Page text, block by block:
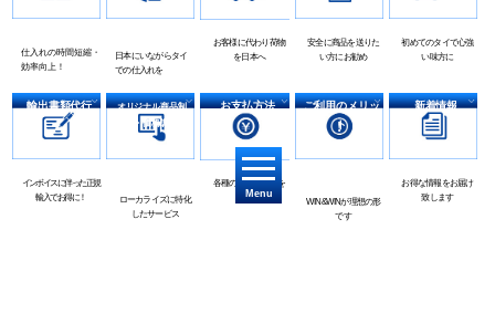
Menu
仕入れの時間短縮・
効率向上！
日本にいながらタイ
での仕入れを
お客様に代わり荷物
を日本へ
安全に商品を送りた
い方にお勧め
初めてのタイで心強
い味方に
輸出書類代行
インボイスに伴った正規
輸入でお得に！
オリジナル商品制
作・価格調査
ローカライズに特化
したサービス
お支払方法
各種のお支払方法を
ご用意
ご利用のメリッ
ト
WIN&WINが理想の形
です
新着情報
お得な情報をお届け
致します